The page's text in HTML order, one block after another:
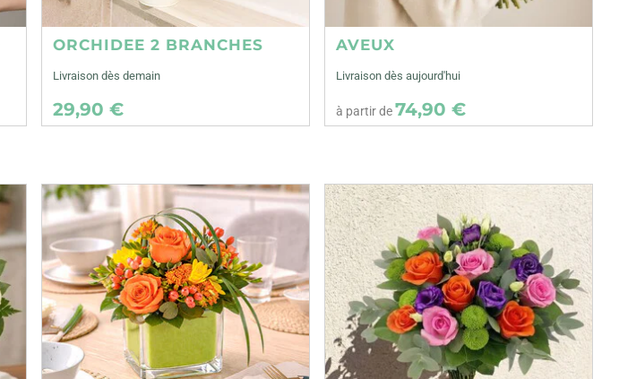
ORCHIDEE 2 BRANCHES
Livraison dès demain
29,90 €
AVEUX
Livraison dès aujourd'hui
à partir de74,90 €